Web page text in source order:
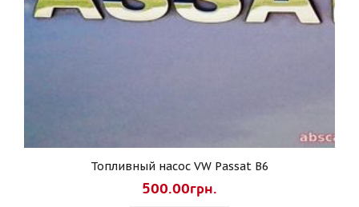
Топливный насос VW Passat B6
500.00грн.